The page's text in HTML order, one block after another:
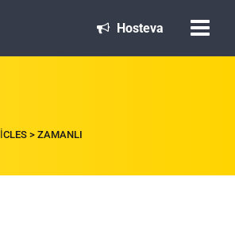
Hosteva
> ZAMANLI